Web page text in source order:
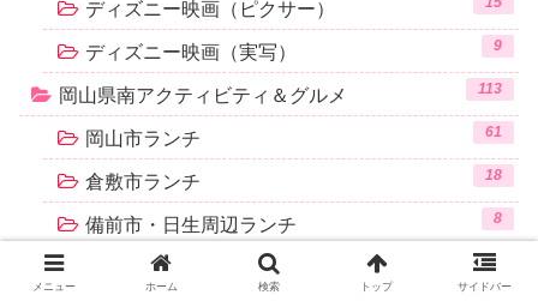
ディズニー映画（ピクサー）
ディズニー映画（実写） 9
岡山県南アクティビティ＆グルメ 113
岡山市ランチ 61
倉敷市ランチ 18
備前市・日生周辺ランチ 8
赤磐市・和気町周辺ランチ 17
メニュー ホーム 検索 トップ サイドバー